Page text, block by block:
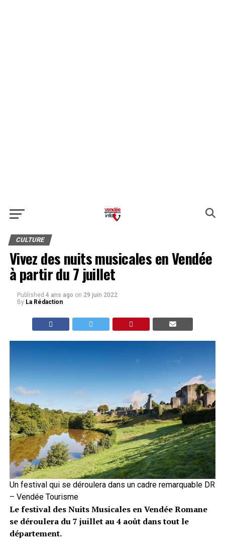
CULTURE
Vivez des nuits musicales en Vendée
à partir du 7 juillet
Published 4 ans ago on 29 juin 2022
By La Rédaction
Un festival qui se déroulera dans un cadre remarquable DR
– Vendée Tourisme
Le festival des Nuits Musicales en Vendée Romane
se déroulera du 7 juillet au 4 août dans tout le
département.